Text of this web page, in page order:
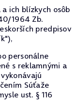
ich blízkych osôb
1964 Zb.
predpisov
personálne
s reklamnými a
Súťaže
ust. § 116